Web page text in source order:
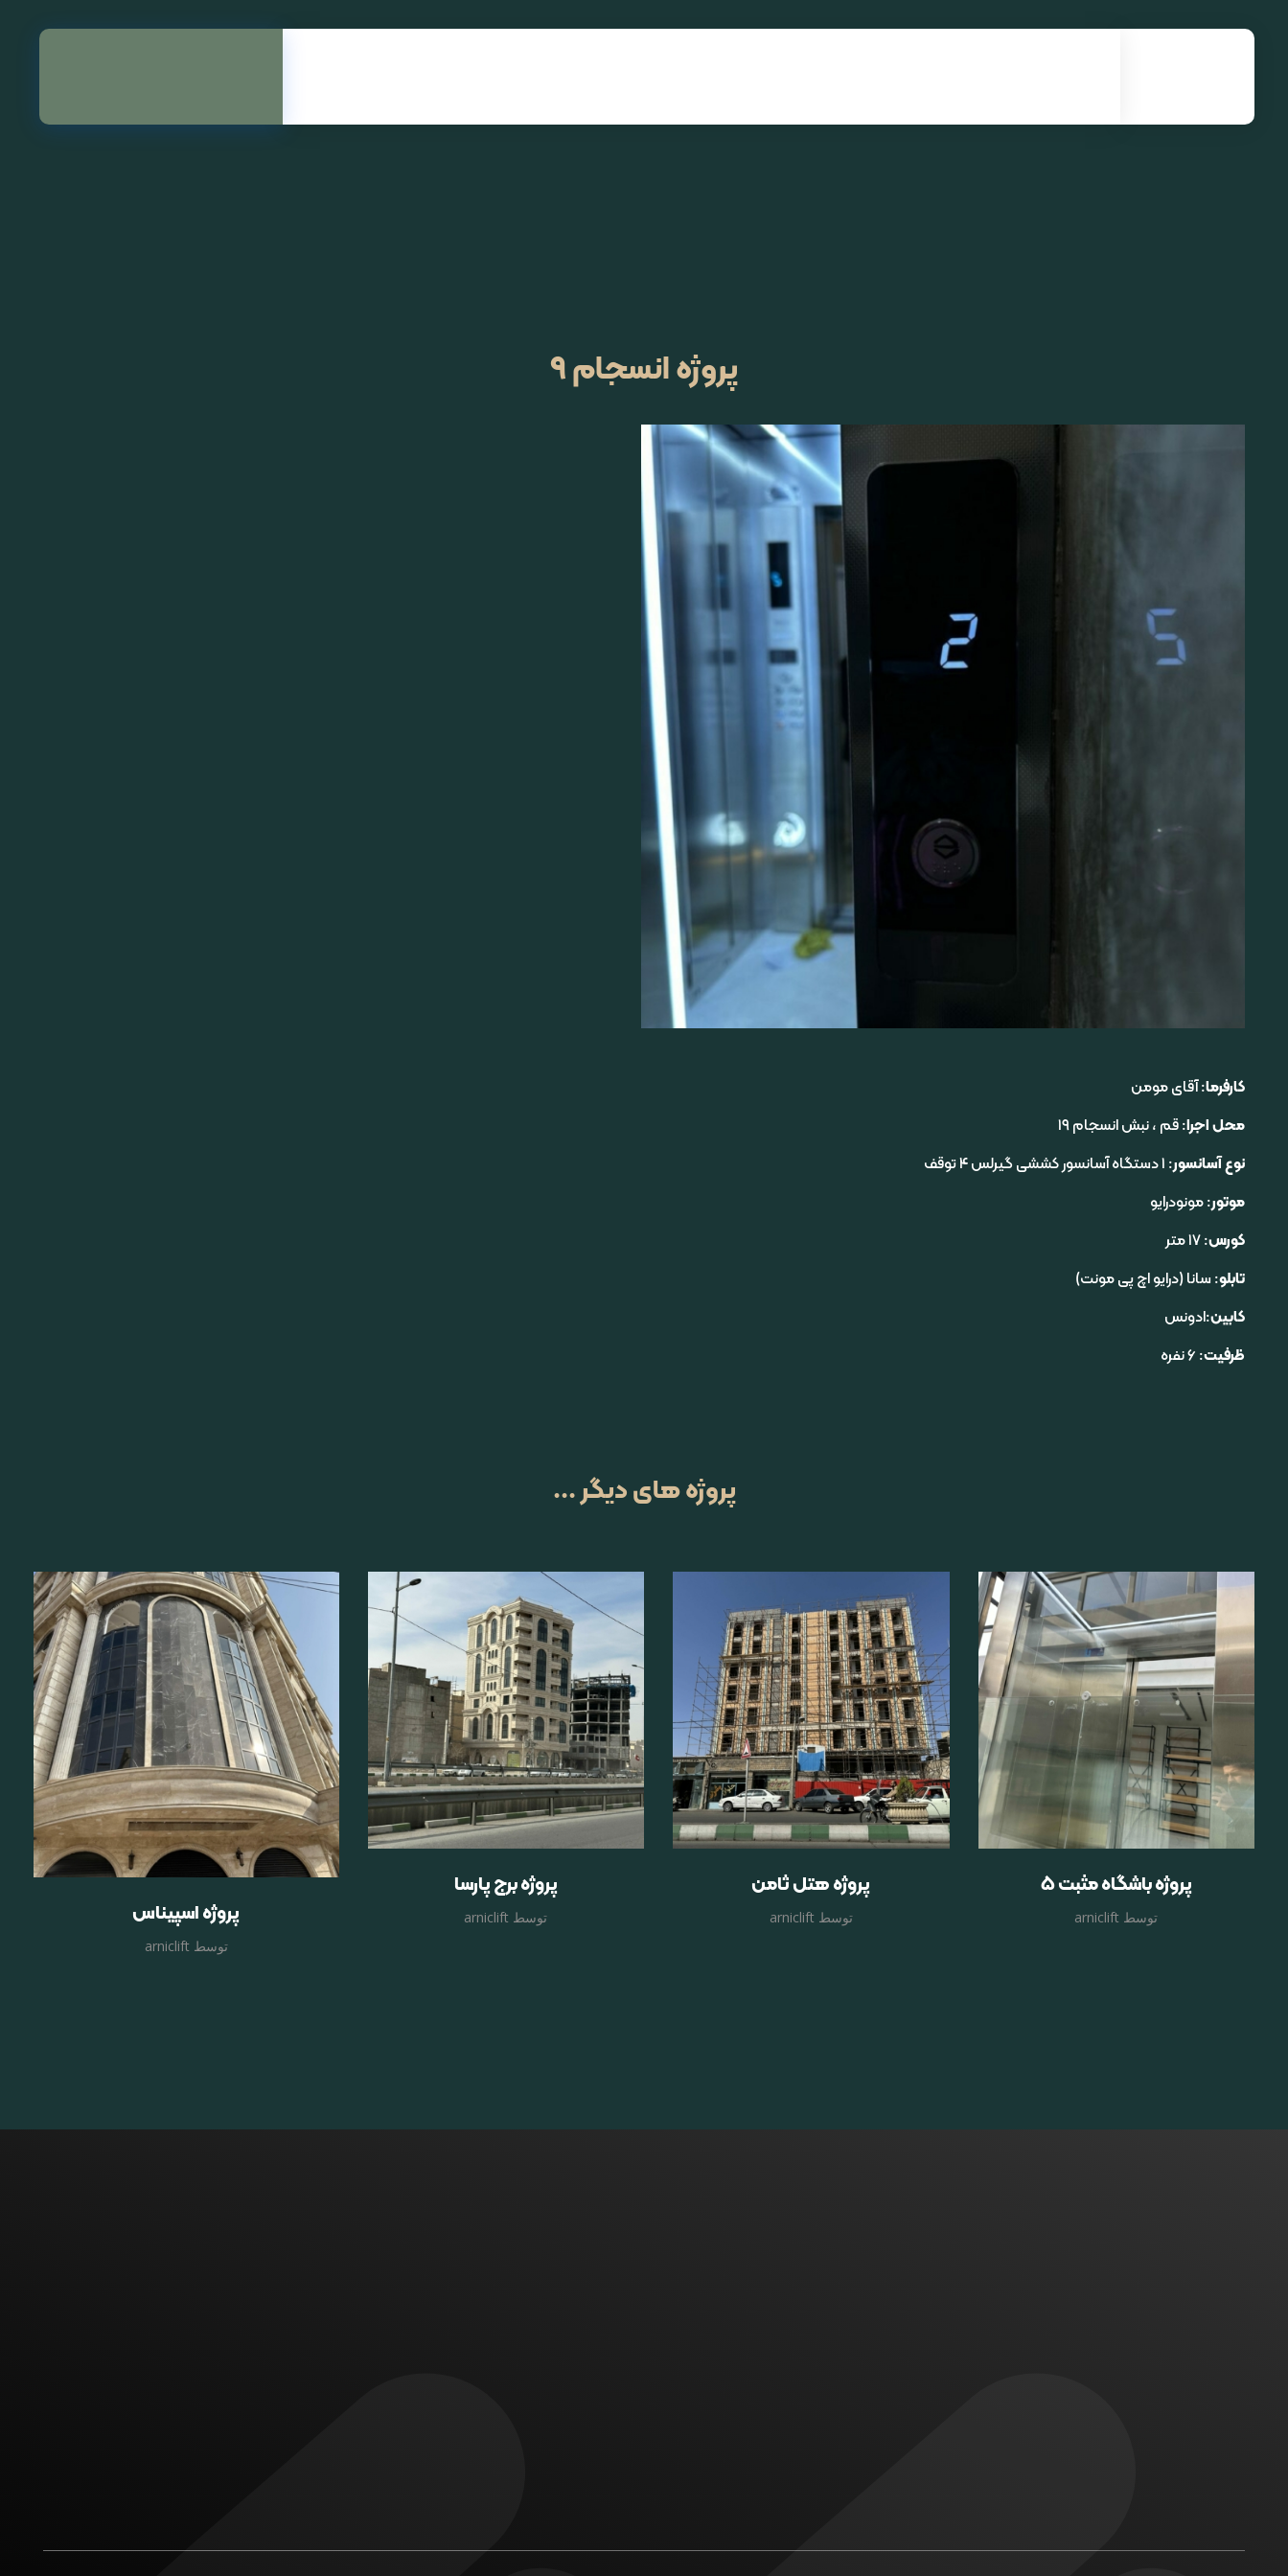
نصب و راه اندازی انواع آسانسور| آرنیک آسانسور
پروژه انسجام ۹
کارفرما: آقای مومن
محل اجرا: قم ، نبش انسجام ۱۹
نوع آسانسور: ۱ دستگاه آسانسور کششی گیرلس ۴ توقف
موتور: مونودرایو
کورس: ۱۷ متر
تابلو: سانا (درایو اچ پی مونت)
کابین:ادونس
ظرفیت: ۶ نفره
پروژه های دیگر ...
پروژه باشگاه مثبت ۵
توسط arniclift
پروژه هتل ثامن
توسط arniclift
پروژه برج پارسا
توسط arniclift پروژه اسپیناس
توسط arniclift